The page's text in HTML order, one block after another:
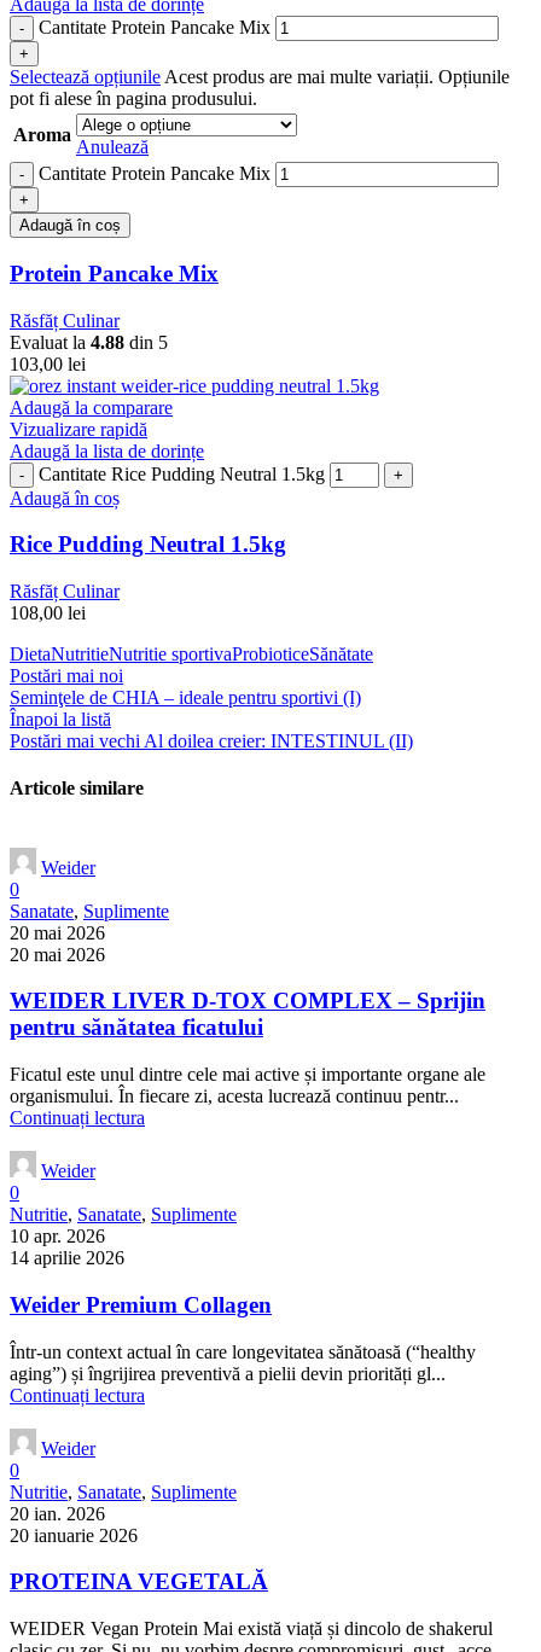
Adaugă la lista de dorințe
Cantitate Protein Pancake Mix
Selectează opțiunile Acest produs are mai multe variații. Opțiunile
pot fi alese în pagina produsului.
Aroma
Anulează
Cantitate Protein Pancake Mix
Adaugă în coș
Protein Pancake Mix
Răsfăț Culinar
Evaluat la 4.88 din 5
103,00 lei
Adaugă la comparare
Vizualizare rapidă
Adaugă la lista de dorințe
Cantitate Rice Pudding Neutral 1.5kg
Adaugă în coș
Rice Pudding Neutral 1.5kg
Răsfăț Culinar
108,00 lei
DietaNutritieNutritie sportivaProbioticeSănătate
Postări mai noi
Seminţele de CHIA – ideale pentru sportivi (I)
Înapoi la listă
Postări mai vechi Al doilea creier: INTESTINUL (II)
Articole similare
Weider
0
Sanatate, Suplimente
20 mai 2026
20 mai 2026
WEIDER LIVER D-TOX COMPLEX – Sprijin
pentru sănătatea ficatului
Ficatul este unul dintre cele mai active și importante organe ale
organismului. În fiecare zi, acesta lucrează continuu pentr...
Continuați lectura
Weider
0
Nutritie, Sanatate, Suplimente
10 apr. 2026
14 aprilie 2026
Weider Premium Collagen
Într-un context actual în care longevitatea sănătoasă (“healthy
aging”) și îngrijirea preventivă a pielii devin priorități gl...
Continuați lectura
Weider
0
Nutritie, Sanatate, Suplimente
20 ian. 2026
20 ianuarie 2026
PROTEINA VEGETALĂ
WEIDER Vegan Protein Mai există viață și dincolo de shakerul